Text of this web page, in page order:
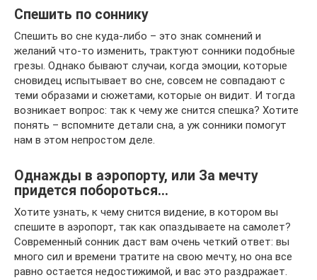
Спешить по соннику
Спешить во сне куда-либо – это знак сомнений и
желаний что-то изменить, трактуют сонники подобные
грезы. Однако бывают случаи, когда эмоции, которые
сновидец испытывает во сне, совсем не совпадают с
теми образами и сюжетами, которые он видит. И тогда
возникает вопрос: так к чему же снится спешка? Хотите
понять – вспомните детали сна, а уж сонники помогут
нам в этом непростом деле.
Однажды в аэропорту, или За мечту
придется побороться…
Хотите узнать, к чему снится видение, в котором вы
спешите в аэропорт, так как опаздываете на самолет?
Современный сонник даст вам очень четкий ответ: вы
много сил и времени тратите на свою мечту, но она все
равно остается недостижимой, и вас это раздражает.